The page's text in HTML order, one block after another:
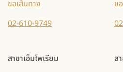
ขอเส้นทาง
02-610-9749
ข
สาขาเอ็มโพเรียม
ส